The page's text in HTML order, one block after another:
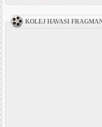
KOLEJ HAVASI